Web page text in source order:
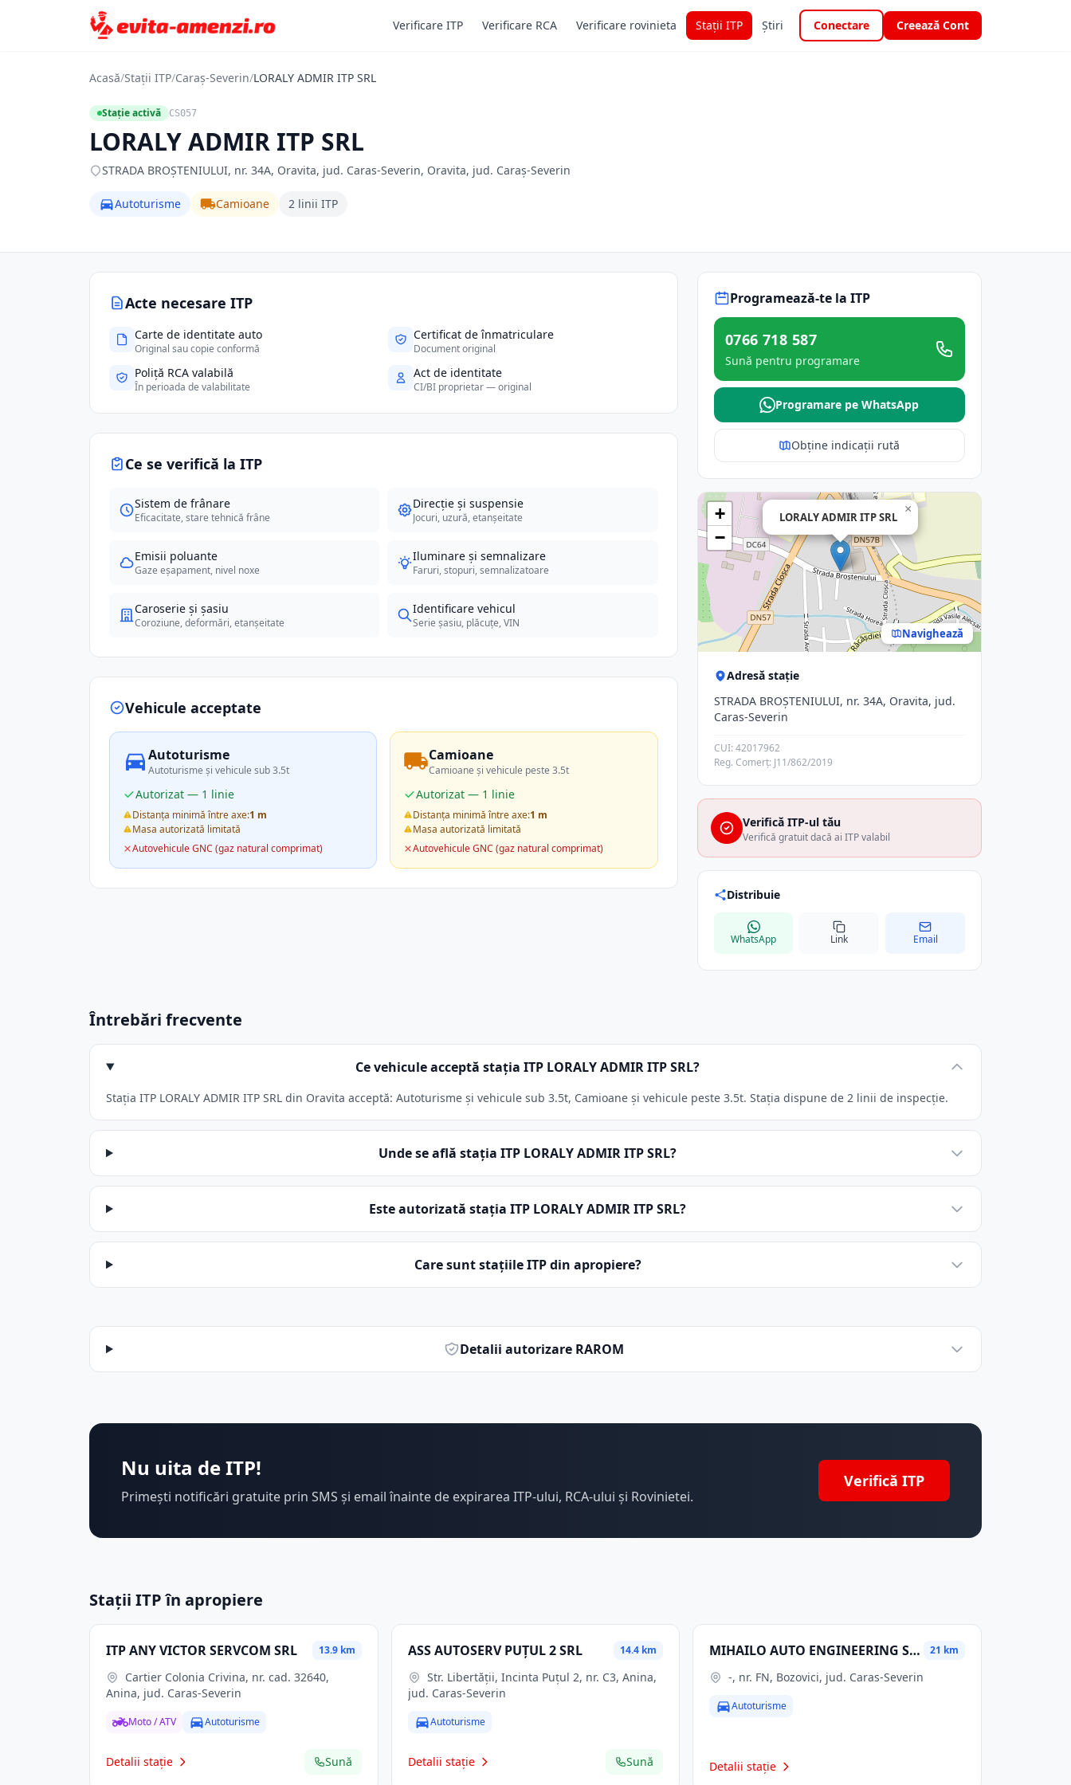
Verificare ITP Verificare RCA Verificare rovinieta Stații ITP Știri Conectare Creează Cont
Acasă/Stații ITP/Caraș-Severin/LORALY ADMIR ITP SRL
Stație activă CS057
LORALY ADMIR ITP SRL
STRADA BROŞTENIULUI, nr. 34A, Oravita, jud. Caras-Severin, Oravita, jud. Caraș-Severin
Autoturisme Camioane 2 linii ITP
Acte necesare ITP
Carte de identitate auto
Original sau copie conformă
Certificat de înmatriculare
Document original
Poliță RCA valabilă
În perioada de valabilitate
Act de identitate
CI/BI proprietar — original
Ce se verifică la ITP
Sistem de frânare
Eficacitate, stare tehnică frâne
Direcție și suspensie
Jocuri, uzură, etanșeitate
Emisii poluante
Gaze eșapament, nivel noxe
Iluminare și semnalizare
Faruri, stopuri, semnalizatoare
Caroserie și șasiu
Coroziune, deformări, etanșeitate
Identificare vehicul
Serie șasiu, plăcuțe, VIN
Vehicule acceptate
Autoturisme
Autoturisme și vehicule sub 3.5t
Autorizat — 1 linie
Distanța minimă între axe:1 m
Masa autorizată limitată
Autovehicule GNC (gaz natural comprimat)
Camioane
Camioane și vehicule peste 3.5t
Autorizat — 1 linie
Distanța minimă între axe:1 m
Masa autorizată limitată
Autovehicule GNC (gaz natural comprimat)
Programează-te la ITP
0766 718 587
Sună pentru programare
Programare pe WhatsApp
Obține indicații rută
LORALY ADMIR ITP SRL
×
+
−
Navighează
Adresă stație
STRADA BROŞTENIULUI, nr. 34A, Oravita, jud.
Caras-Severin
CUI: 42017962
Reg. Comerț: J11/862/2019
Verifică ITP-ul tău
Verifică gratuit dacă ai ITP valabil
Distribuie
WhatsApp Link Email
Întrebări frecvente
Ce vehicule acceptă stația ITP LORALY ADMIR ITP SRL?
Stația ITP LORALY ADMIR ITP SRL din Oravita acceptă: Autoturisme și vehicule sub 3.5t, Camioane și vehicule peste 3.5t. Stația dispune de 2 linii de inspecție.
Unde se află stația ITP LORALY ADMIR ITP SRL?
Este autorizată stația ITP LORALY ADMIR ITP SRL?
Care sunt stațiile ITP din apropiere?
Detalii autorizare RAROM
Nu uita de ITP!
Primești notificări gratuite prin SMS și email înainte de expirarea ITP-ului, RCA-ului și Rovinietei.
Verifică ITP
Stații ITP în apropiere
ITP ANY VICTOR SERVCOM SRL 13.9 km
Anina, jud. Caras-Severin
Moto / ATV Autoturisme
Detalii stație Sună
ASS AUTOSERV PUŢUL 2 SRL 14.4 km
jud. Caras-Severin
Autoturisme
Detalii stație Sună
MIHAILO AUTO ENGINEERING SRL 21 km
-, nr. FN, Bozovici, jud. Caras-Severin
Autoturisme
Detalii stație